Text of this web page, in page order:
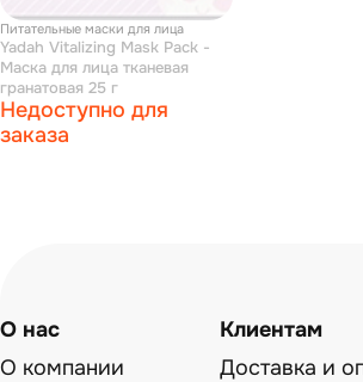
Питательные маски для лица
Yadah Vitalizing Mask Pack -
Маска для лица тканевая
гранатовая 25 г
Недоступно для
заказа
О нас
О компании
Клиентам
Доставка и